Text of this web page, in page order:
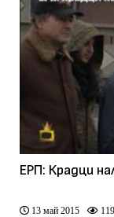
ЕРП: Крадци
13 май 2015 119